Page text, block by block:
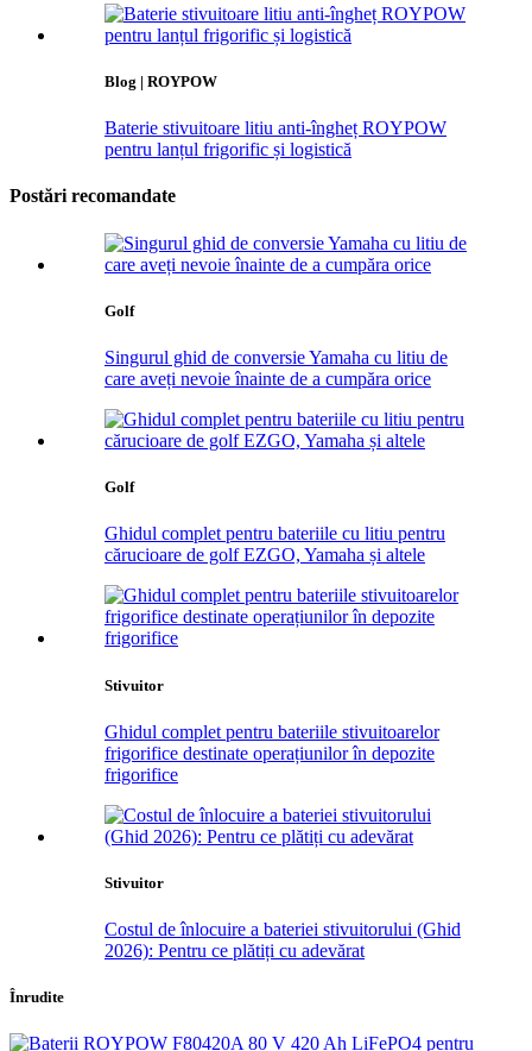
Blog | ROYPOW
Baterie stivuitoare litiu anti-îngheț ROYPOW
pentru lanțul frigorific și logistică
Postări recomandate
Golf
Singurul ghid de conversie Yamaha cu litiu de
care aveți nevoie înainte de a cumpăra orice
Golf
Ghidul complet pentru bateriile cu litiu pentru
cărucioare de golf EZGO, Yamaha și altele
Stivuitor
Ghidul complet pentru bateriile stivuitoarelor
frigorifice destinate operațiunilor în depozite
frigorifice
Stivuitor
Costul de înlocuire a bateriei stivuitorului (Ghid
2026): Pentru ce plătiți cu adevărat
Înrudite